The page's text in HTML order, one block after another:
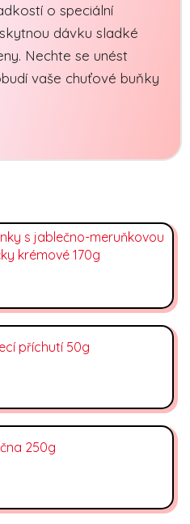
o speciální
dávku sladké
Nechte se unést
vaše chuťové buňky
s jablečno-meruňkovou
krémové 170g
příchutí 50g
250g